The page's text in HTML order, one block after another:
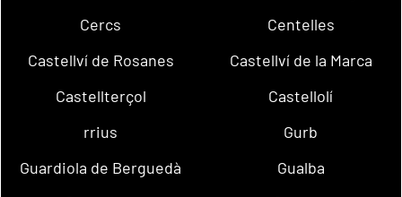
Cercs
Centelles
Castellví de Rosanes
Castellví de la Marca
Castellterçol
Castellolí
rrius
Gurb
Guardiola de Berguedà
Gualba